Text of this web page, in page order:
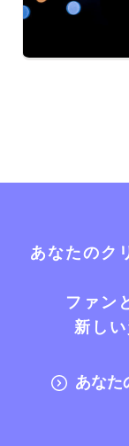
あなたのク
ファン
新し
あなた